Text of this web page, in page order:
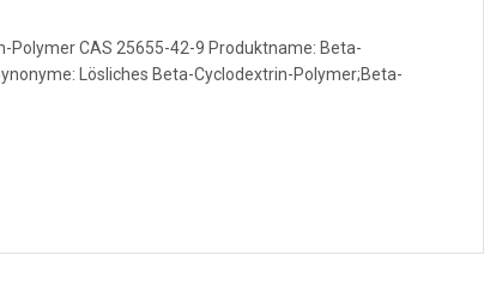
Polymer CAS 25655-42-9 Produktname: Beta-
Lösliches Beta-Cyclodextrin-Polymer;Beta-